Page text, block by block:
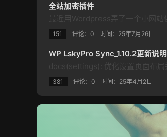
全站加密插件
151 评论：0 时间： 25年7月26日
WP LskyPro Sync_1.10.2更新说明
381 评论：0 时间： 25年4月2日